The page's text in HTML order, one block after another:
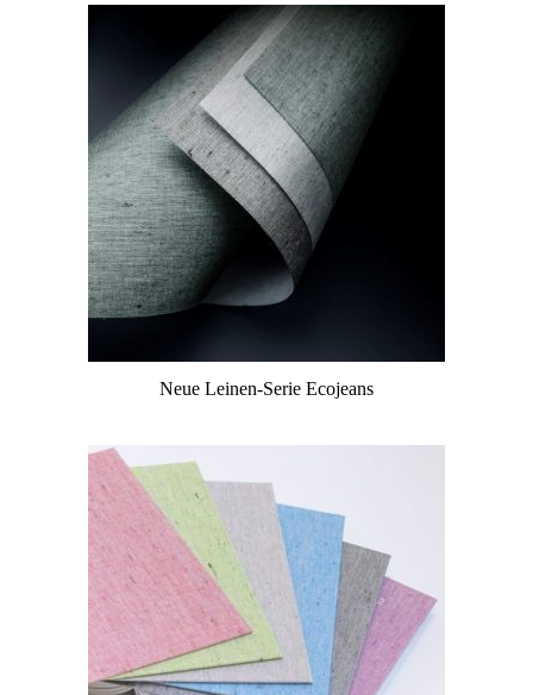
Neue Leinen-Serie Ecojeans